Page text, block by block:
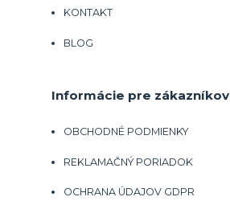
KONTAKT
BLOG
Informácie pre zákazníkov
OBCHODNÉ PODMIENKY
REKLAMAČNÝ PORIADOK
OCHRANA ÚDAJOV GDPR